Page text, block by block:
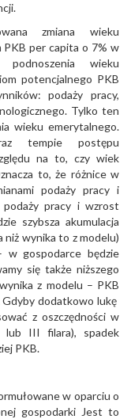
zmiana wieku
per capita o 7% w
wieku
potencjalnego PKB
podaży pracy,
Tylko ten
wieku emerytalnego.
tempie postępu
na to, czy wiek
to, że różnice w
podaży pracy i
podaży pracy i wzrost
szybsza akumulacja
niż wynika to z modelu)
w gospodarce będzie
się także niższego
z modelu – PKB
Gdyby dodatkowo lukę
z oszczędności w
lub III filara), spadek
PKB.
w oparciu o
gospodarki Jest to